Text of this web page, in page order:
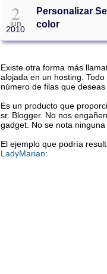
2
jun
2010
Personalizar
color
Existe otra forma más
alojada en un hosting.
número de filas que
Es un producto que
sr. Blogger. No nos
gadget. No se nota
El ejemplo que podría
LadyMarian: